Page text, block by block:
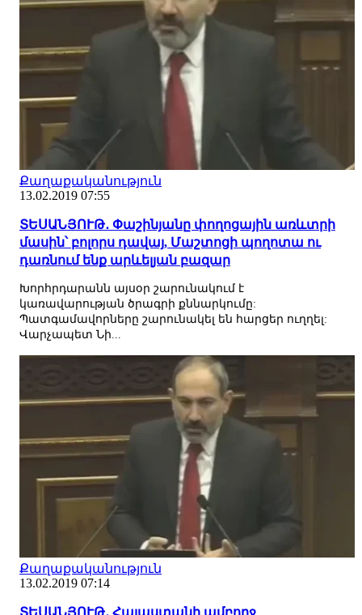
Քաղաքականություն
13.02.2019 07:55
ՏԵՍԱՆՅՈՒԹ․ Փաշինյանը փողոցային առևտրի
մասին՝ բոլորս դավայ, Մաշտոցի պողոտա ու
դառնում ենք արևելյան բազար
Խորհրդարանն այսօր շարունակում է
կառավարության ծրագրի քննարկումը:
Պատգամավորները շարունակել են հարցեր ուղղել:
Վարչապետ Նի...
Քաղաքականություն
13.02.2019 07:14